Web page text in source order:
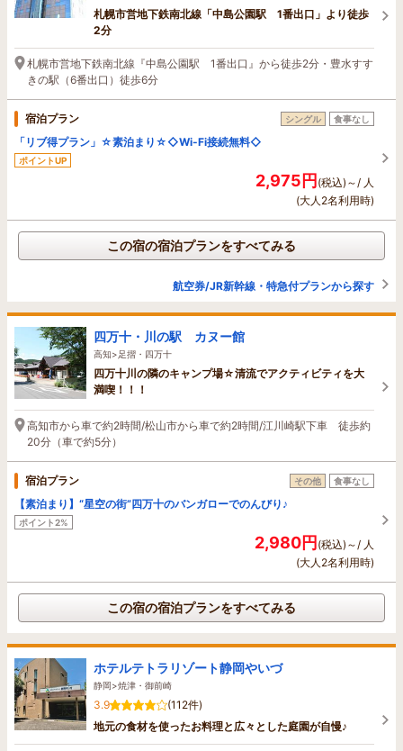
札幌市営地下鉄南北線「中島公園駅 1番出口」より徒歩
2分
札幌市営地下鉄南北線『中島公園駅 1番出口』から徒歩2分・豊水すす
きの駅（6番出口）徒歩6分
宿泊プラン シングル 食事なし
「リブ得プラン」☆素泊まり☆◇Wi-Fi接続無料◇
ポイントUP
2,975円(税込)～/ 人
(大人2名利用時)
この宿の宿泊プランをすべてみる
航空券/JR新幹線・特急付プランから探す
四万十・川の駅 カヌー館
高知>足摺・四万十
四万十川の隣のキャンプ場☆清流でアクティビティを大
満喫！！！
高知市から車で約2時間/松山市から車で約2時間/江川崎駅下車 徒歩約
20分（車で約5分）
宿泊プラン その他 食事なし
【素泊まり】“星空の街”四万十のバンガローでのんびり♪
ポイント2%
2,980円(税込)～/ 人
(大人2名利用時)
この宿の宿泊プランをすべてみる
ホテルテトラリゾート静岡やいづ
静岡>焼津・御前崎
3.9
(112件)
地元の食材を使ったお料理と広々とした庭園が自慢♪